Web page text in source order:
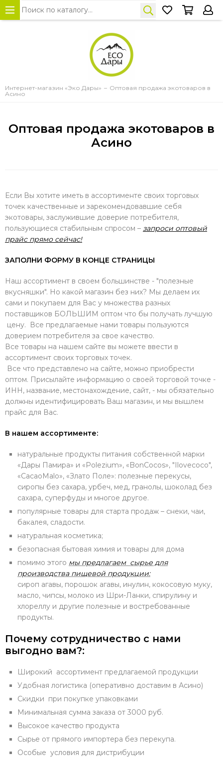
Интернет-магазин «Эко Дары»
Оптовая продажа экотоваров в
Асино
Оптовая продажа экотоваров в
Асино
Если Вы хотите иметь в ассортименте своих торговых
точек качественные и зарекомендовавшие себя
экотовары, заслужившие доверие потребителя,
пользующиеся стабильным спросом – запроси оптовый
прайс прямо сейчас!
ЗАПОЛНИ ФОРМУ В КОНЦЕ СТРАНИЦЫ
Наш ассортимент в своем большинстве - "полезные
вкусняшки". Но какой магазин без них? Мы делаем их
сами и покупаем для Вас у множества разных
поставщиков БОЛЬШИМ оптом что бы получать лучшую
цену. Все предлагаемые нами товары пользуются
доверием потребителя за свое качество.
Все товары на нашем сайте вы можете ввести в
ассортимент своих торговых точек.
Все что представлено на сайте, можно приобрести
оптом. Присылайте информацию о своей торговой точке -
ИНН, название, местонахождение, сайт, - мы обязательно
должны идентифицировать Ваш магазин, и мы вышлем
прайс для Вас.
В нашем ассортименте:
натуральные продукты питания собственной марки
«Дары Памира» и «Polezium», «BonCocos», "Ilovecoco",
«CacaoMalo», «Злато Поле»: полезные перекусы,
сиропы без сахара, урбеч, мед, гранолы, шоколад без
сахара, суперфуды и многое другое.
популярные товары для старта продаж – снеки, чаи,
бакалея, сладости.
натуральная косметика;
безопасная бытовая химия и товары для дома
помимо этого мы предлагаем сырье для
производства пищевой продукции:
сироп агавы, порошок агавы, инулин, кокосовую муку,
масло, чипсы, молоко из Шри-Ланки, спирулину и
хлореллу и другие полезные и востребованные
продукты.
Почему сотрудничество с нами
выгодно вам?:
Широкий ассортимент предлагаемой продукции
Удобная логистика (оперативно доставим в Асино)
Скидки при покупке упаковками
Минимальная сумма заказа от 3000 руб.
Высокое качество продукта
Сырье от прямого импортера без перекупа.
Особые условия для дистрибуции